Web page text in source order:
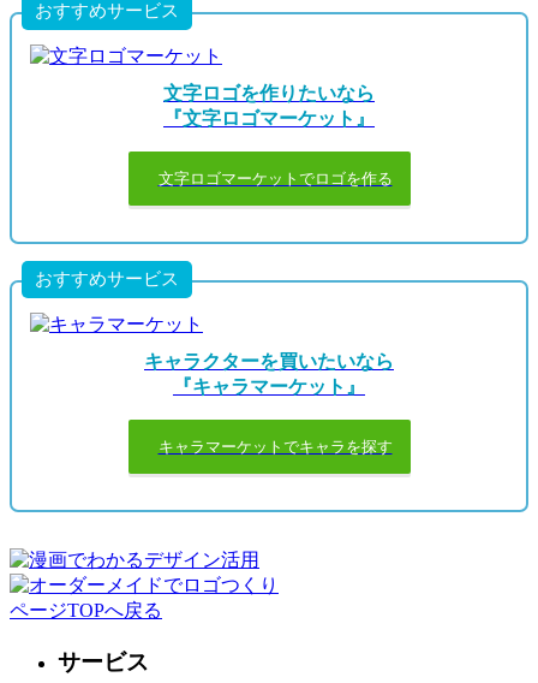
おすすめサービス
文字ロゴを作りたいなら
『文字ロゴマーケット』
文字ロゴマーケットでロゴを作る
おすすめサービス
キャラクターを買いたいなら
『キャラマーケット』
キャラマーケットでキャラを探す
ページTOPへ戻る
サービス